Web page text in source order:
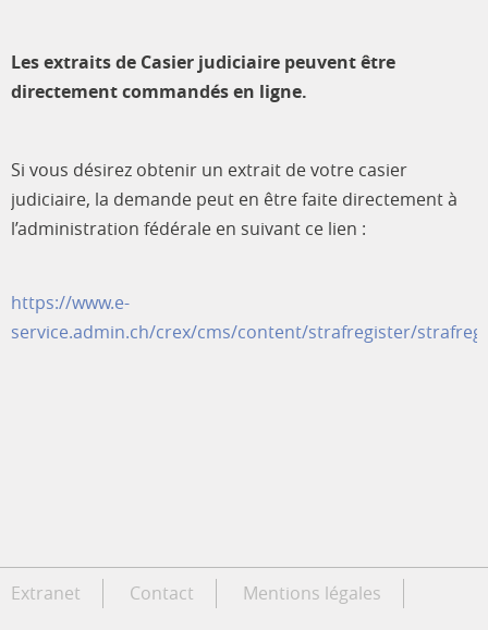
Les extraits de Casier judiciaire peuvent être
directement commandés en ligne.
Si vous désirez obtenir un extrait de votre casier
judiciaire, la demande peut en être faite directement à
l’administration fédérale en suivant ce lien :
https://www.e-
service.admin.ch/crex/cms/content/strafregister/
Extranet Contact Mentions légales